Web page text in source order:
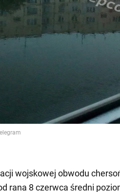
wojskowej obwodu
rana 8 czerwca średni